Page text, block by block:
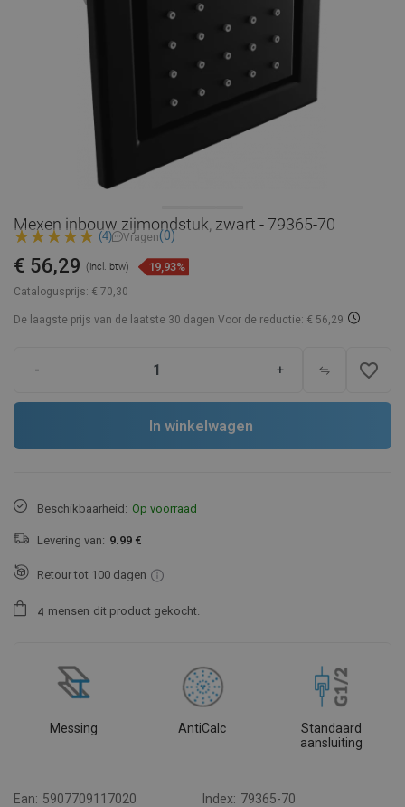
Mexen inbouw zijmondstuk, zwart - 79365-70
(4) Vragen(0)
Catalogusprijs: € 70,30
€ 56,29 (incl. btw) 19,93%
De laagste prijs van de laatste 30 dagen Voor de reductie: € 56,29
- + favorite_border
In winkelwagen
Beschikbaarheid: Op voorraad
Levering van: 9.99 €
Retour tot 100 dagen
4 mensen dit product gekocht.
Messing AntiCalc
Standaard
aansluiting
Ean: 5907709117020 Index: 79365-70